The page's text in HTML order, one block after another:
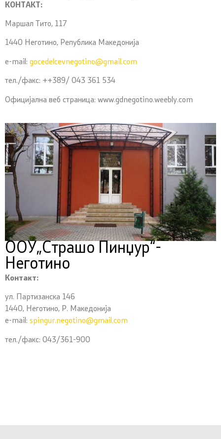
КОНТАКТ:
Маршал Тито, 117
1440 Неготино, Република Македонија
e-mail: gocedelcevnegotino@gmail.com
тел./факс: ++389/ 043 361 534
Официјална веб страница: www.gdnegotino.weebly.com
ООУ„Страшо Пинџур“-
Неготино
Контакт:
ул. Партизанска 146
1440, Неготино, Р. Македонија
e-mail: spingur.negotino@gmail.com
тел./факс: 043/361-900